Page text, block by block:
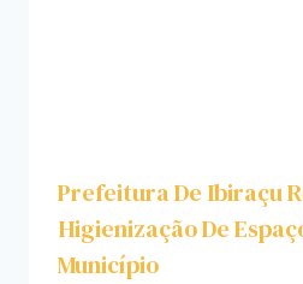
Prefeitura De Ibiraçu
Higienização De
Município